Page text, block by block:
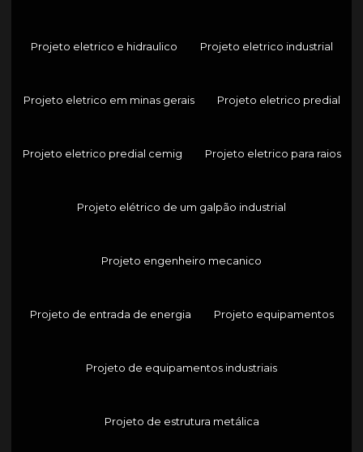
Projeto eletrico e hidraulico Projeto eletrico industrial
Projeto eletrico em minas gerais Projeto eletrico predial
Projeto eletrico predial cemig Projeto eletrico para raios
Projeto elétrico de um galpão industrial
Projeto engenheiro mecanico
Projeto de entrada de energia Projeto equipamentos
Projeto de equipamentos industriais
Projeto de estrutura metálica